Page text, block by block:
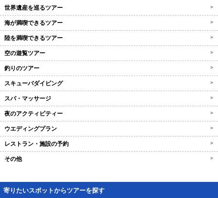
世界遺産を巡るツアー >
海が満喫できるツアー >
陸を満喫できるツアー >
空の遊覧ツアー >
釣りのツアー >
スキューバダイビング >
スパ・マッサージ >
夜のアクティビティー >
ウエディングプラン >
レストラン・施設の予約 >
その他 >
寄りたいスポットからツアーを探す